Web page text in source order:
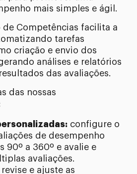
mais simples e ágil.
de Competências facilita a
tarefas
criação e envio dos
análises e relatórios
das avaliações.
das nossas
configure o
de desempenho
90º a 360º e avalie e
avaliações.
revise e ajuste as